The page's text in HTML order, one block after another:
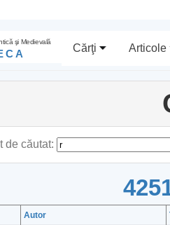
şi Medievală
Cărţi Articole
de căutat:
Autor